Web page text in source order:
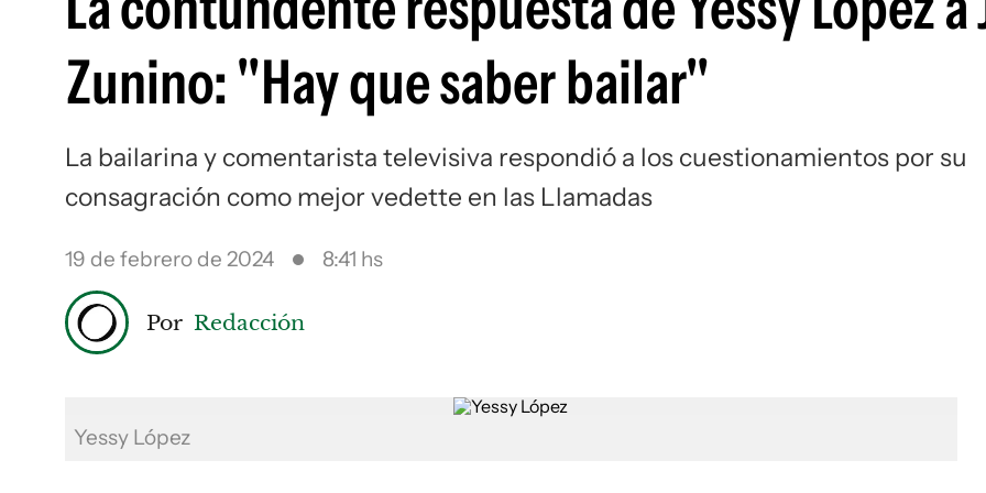
Zunino: "Hay que saber bailar"
La bailarina y comentarista televisiva respondió a los cuestionamientos por su
consagración como mejor vedette en las Llamadas
19 de febrero de 2024 8:41 hs
Por Redacción
Yessy López